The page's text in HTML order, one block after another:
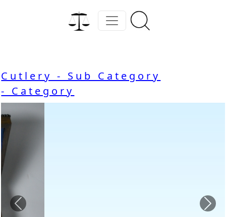
Cutlery - Sub Category
- Category
Previous